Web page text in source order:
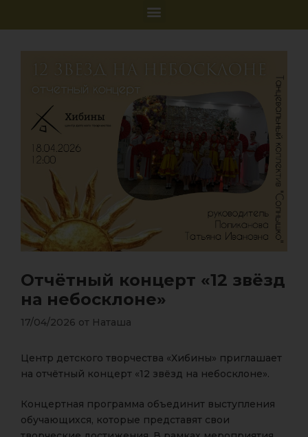
Отчётный концерт «12 звёзд
на небосклоне»
17/04/2026 от Наташа
Центр детского творчества «Хибины» приглашает
на отчётный концерт «12 звёзд на небосклоне».
Концертная программа объединит выступления
обучающихся, которые представят свои